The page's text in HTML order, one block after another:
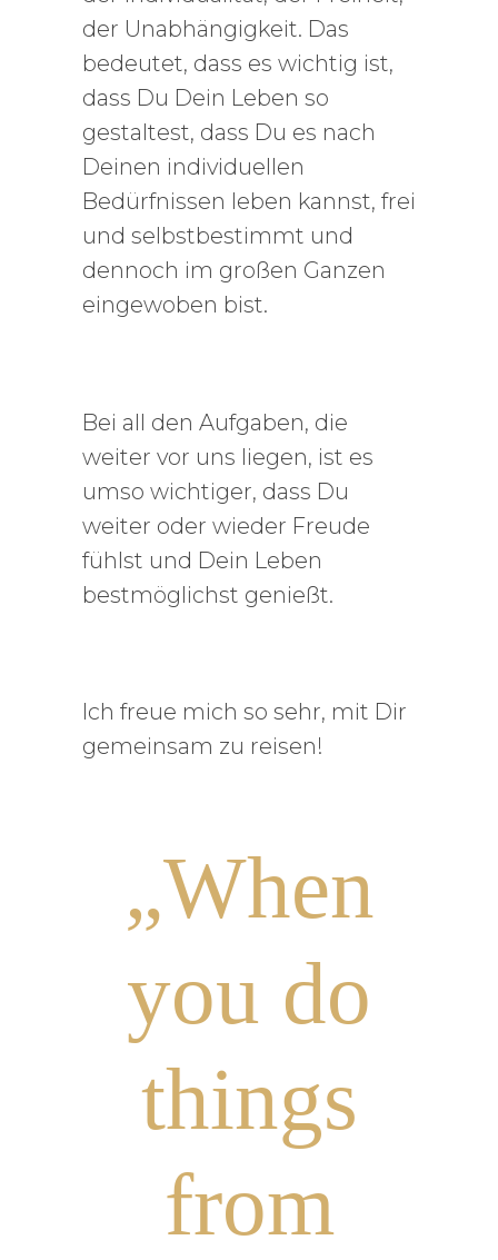
der Unabhängigkeit. Das
bedeutet, dass es wichtig ist,
dass Du Dein Leben so
gestaltest, dass Du es nach
Deinen individuellen
Bedürfnissen leben kannst, frei
und selbstbestimmt und
dennoch im großen Ganzen
eingewoben bist.
Bei all den Aufgaben, die
weiter vor uns liegen, ist es
umso wichtiger, dass Du
weiter oder wieder Freude
fühlst und Dein Leben
bestmöglichst genießt.
Ich freue mich so sehr, mit Dir
gemeinsam zu reisen!
„When
you do
things
from